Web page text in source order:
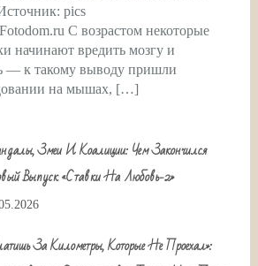
pics
С возрастом некоторые
начинают вредить мозгу и
— к такому выводу пришли
на мышах, […]
Змеи И Коалиции: Чем Закончился
Выпуск «Ставки На Любовь-2»
За Километры, Которые Не Проехал»: